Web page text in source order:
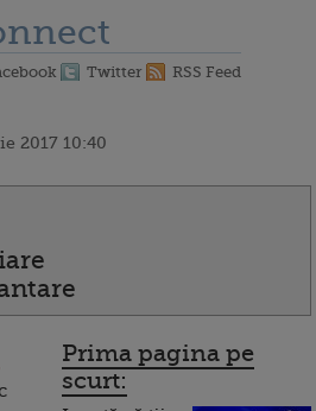
Twitter RSS Feed
2017 10:40
Prima pagina pe
scurt: